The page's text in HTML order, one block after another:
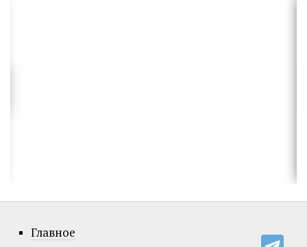
Главное